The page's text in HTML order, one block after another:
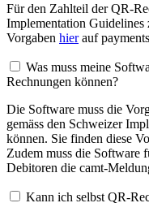
Für den Zahlteil der QR-
Implementation
Vorgaben hierauf
Was muss meine
Rechnungen können?
Die Software muss die
gemäss den Schweizer
können. Sie finden diese
Zudem muss die Software
Debitoren die camt-
Kann ich selbst QR-